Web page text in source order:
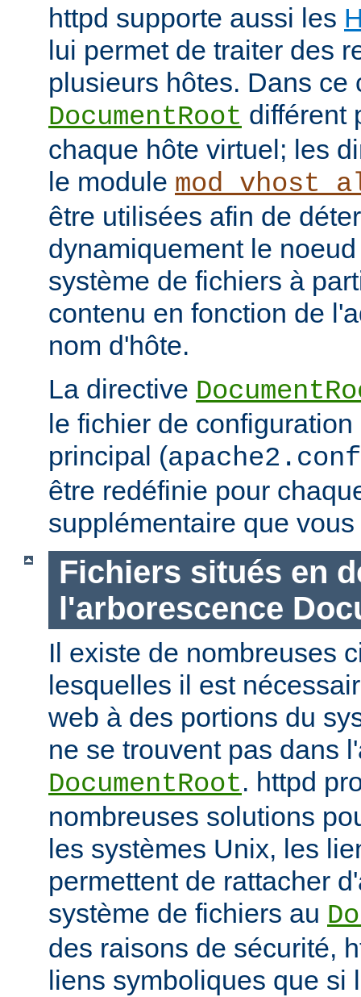
httpd supporte aussi les
lui permet de traiter des
plusieurs hôtes. Dans ce
DocumentRoot différent
chaque hôte virtuel; les
le module
être utilisées afin de
dynamiquement le
système de fichiers à
contenu en fonction de
nom d'hôte.
La directive
le fichier de
principal (apache2.conf
être redéfinie pour
supplémentaire que
Fichiers situés en
l'arborescence
Il existe de nombreuses
lesquelles il est
web à des portions du
ne se trouvent pas dans
DocumentRoot. httpd
nombreuses solutions
les systèmes Unix, les
permettent de rattacher
système de fichiers au
des raisons de sécurité,
liens symboliques que si